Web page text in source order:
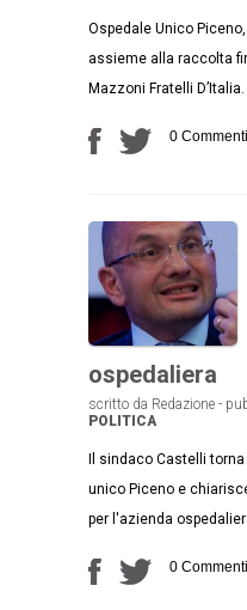
Ospedale Unico
assieme alla raccolta
Mazzoni Fratelli D’Italia.
0 Commenti
ospedaliera
scritto da Redazione -
POLITICA
Il sindaco Castelli
unico Piceno e
per l'azienda
0 Commenti